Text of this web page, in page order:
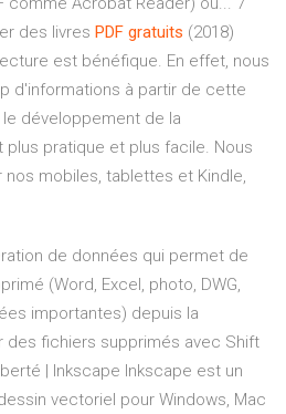
des livres PDF gratuits (2018)
est bénéfique. En effet, nous
d'informations à partir de cette
développement de la
pratique et plus facile. Nous
nos mobiles, tablettes et Kindle,
de données qui permet de
(Word, Excel, photo, DWG,
importantes) depuis la
des fichiers supprimés avec Shift
| Inkscape Inkscape est un
vectoriel pour Windows, Mac